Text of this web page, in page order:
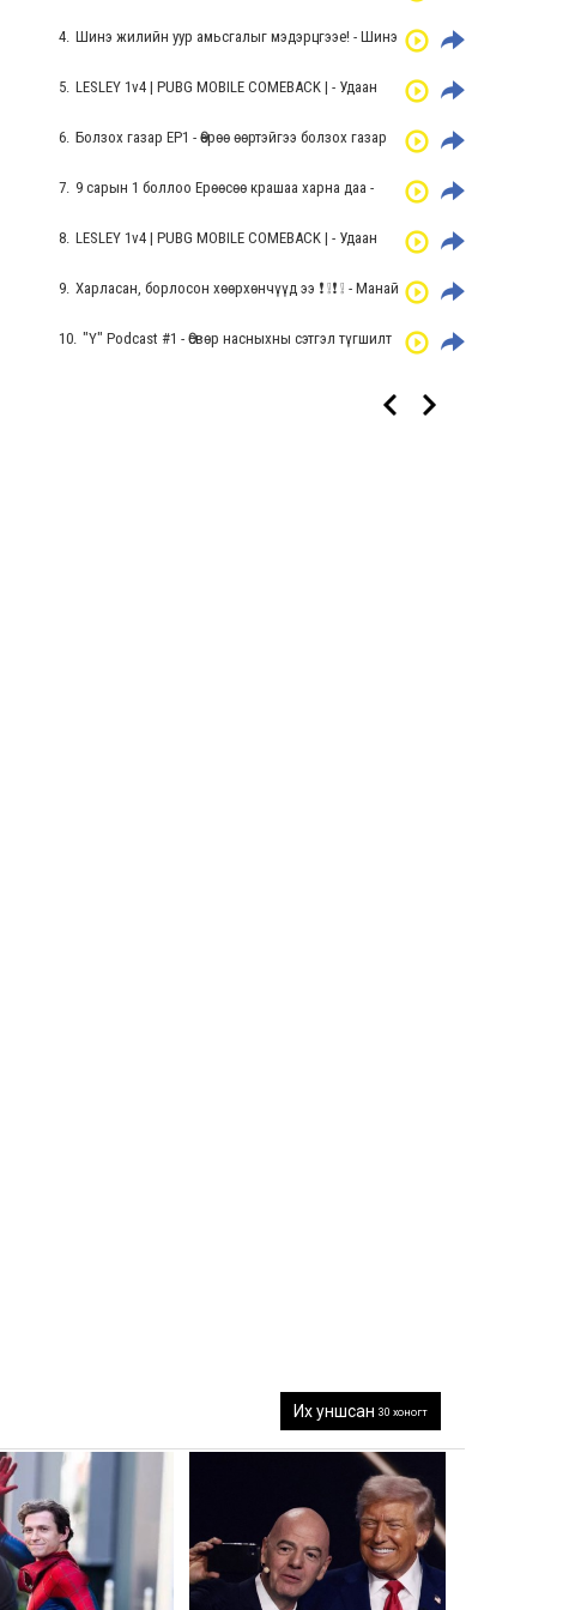
4. Шинэ жилийн уур амьсгалыг мэдэрцгээе! - Шинэ
5. LESLEY 1v4 | PUBG MOBILE COMEBACK | - Удаан
6. Болзох газар EP1 - Өөрөө өөртэйгээ болзох газар
7. 9 сарын 1 боллоо Ерөөсөө крашаа харна даа -
бол заавал үерх
8. LESLEY 1v4 | PUBG MOBILE COMEBACK | - Удаан
9. Харласан, борлосон хөөрхөнчүүд ээ ❗️ ❕❗️ ❕ - Манай
нэг сонсоод үзээрэй❤️
10. "Y" Podcast #1 - Өсвөр насныхны сэтгэл түгшилт
Их уншсан 30 хоногт